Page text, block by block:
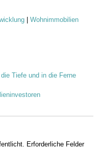
| Wohnimmobilien
Tiefe und in die Ferne
Erforderliche Felder